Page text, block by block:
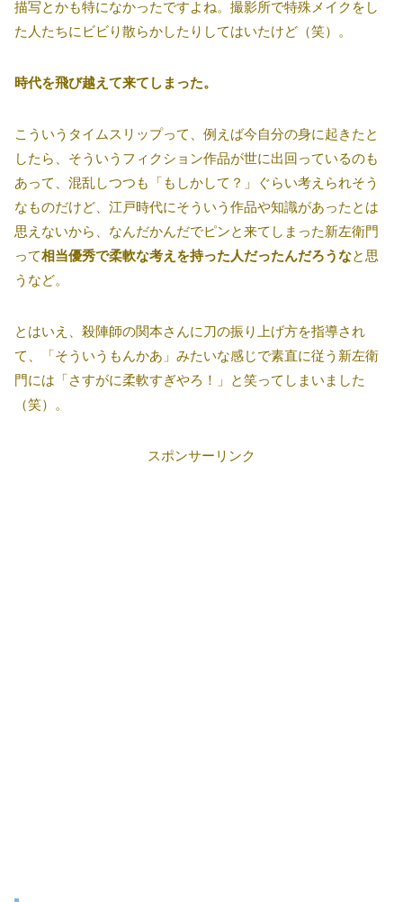
描写とかも特になかったですよね。撮影所で特殊メイクをし
た人たちにビビり散らかしたりしてはいたけど（笑）。
時代を飛び越えて来てしまった。
こういうタイムスリップって、例えば今自分の身に起きたと
したら、そういうフィクション作品が世に出回っているのも
あって、混乱しつつも「もしかして？」ぐらい考えられそう
なものだけど、江戸時代にそういう作品や知識があったとは
思えないから、なんだかんだでピンと来てしまった新左衛門
って相当優秀で柔軟な考えを持った人だったんだろうなと思
うなど。
とはいえ、殺陣師の関本さんに刀の振り上げ方を指導され
て、「そういうもんかあ」みたいな感じで素直に従う新左衛
門には「さすがに柔軟すぎやろ！」と笑ってしまいました
（笑）。
スポンサーリンク